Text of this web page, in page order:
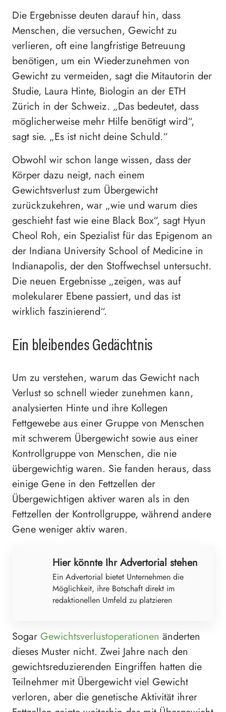
Die Ergebnisse deuten darauf hin, dass
Menschen, die versuchen, Gewicht zu
verlieren, oft eine langfristige Betreuung
benötigen, um ein Wiederzunehmen von
Gewicht zu vermeiden, sagt die Mitautorin der
Studie, Laura Hinte, Biologin an der ETH
Zürich in der Schweiz. „Das bedeutet, dass
möglicherweise mehr Hilfe benötigt wird“,
sagt sie. „Es ist nicht deine Schuld.“
Obwohl wir schon lange wissen, dass der
Körper dazu neigt, nach einem
Gewichtsverlust zum Übergewicht
zurückzukehren, war „wie und warum dies
geschieht fast wie eine Black Box“, sagt Hyun
Cheol Roh, ein Spezialist für das Epigenom an
der Indiana University School of Medicine in
Indianapolis, der den Stoffwechsel untersucht.
Die neuen Ergebnisse „zeigen, was auf
molekularer Ebene passiert, und das ist
wirklich faszinierend“.
Ein bleibendes Gedächtnis
Um zu verstehen, warum das Gewicht nach
Verlust so schnell wieder zunehmen kann,
analysierten Hinte und ihre Kollegen
Fettgewebe aus einer Gruppe von Menschen
mit schwerem Übergewicht sowie aus einer
Kontrollgruppe von Menschen, die nie
übergewichtig waren. Sie fanden heraus, dass
einige Gene in den Fettzellen der
Übergewichtigen aktiver waren als in den
Fettzellen der Kontrollgruppe, während andere
Gene weniger aktiv waren.
Hier könnte Ihr Advertorial stehen
Ein Advertorial bietet Unternehmen die
Möglichkeit, ihre Botschaft direkt im
redaktionellen Umfeld zu platzieren
Sogar Gewichtsverlustoperationen änderten
dieses Muster nicht. Zwei Jahre nach den
gewichtsreduzierenden Eingriffen hatten die
Teilnehmer mit Übergewicht viel Gewicht
verloren, aber die genetische Aktivität ihrer